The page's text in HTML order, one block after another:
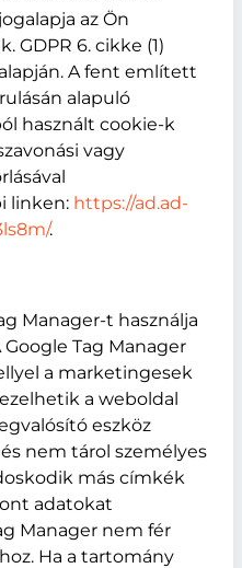
az Ön
GDPR 6. cikke (1)
A fent említett
alapuló
használt cookie-k
vagy
linken: https://ad.ad-
.
Manager-t használja
Tag Manager
a marketingesek
a weboldal
eszköz
nem tárol személyes
más címkék
adatokat
Manager nem fér
Ha a tartomány